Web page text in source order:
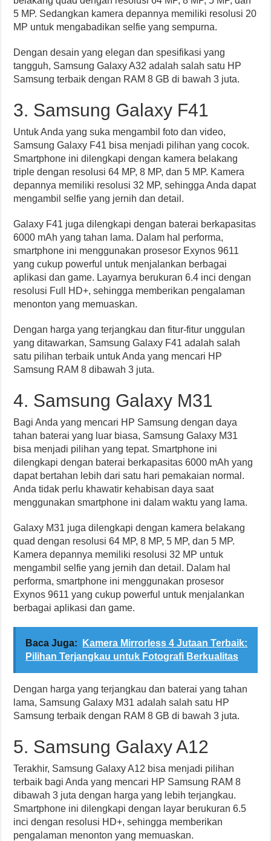
5 MP. Sedangkan kamera depannya memiliki resolusi 20
MP untuk mengabadikan selfie yang sempurna.
Dengan desain yang elegan dan spesifikasi yang
tangguh, Samsung Galaxy A32 adalah salah satu HP
Samsung terbaik dengan RAM 8 GB di bawah 3 juta.
3. Samsung Galaxy F41
Untuk Anda yang suka mengambil foto dan video,
Samsung Galaxy F41 bisa menjadi pilihan yang cocok.
Smartphone ini dilengkapi dengan kamera belakang
triple dengan resolusi 64 MP, 8 MP, dan 5 MP. Kamera
depannya memiliki resolusi 32 MP, sehingga Anda dapat
mengambil selfie yang jernih dan detail.
Galaxy F41 juga dilengkapi dengan baterai berkapasitas
6000 mAh yang tahan lama. Dalam hal performa,
smartphone ini menggunakan prosesor Exynos 9611
yang cukup powerful untuk menjalankan berbagai
aplikasi dan game. Layarnya berukuran 6.4 inci dengan
resolusi Full HD+, sehingga memberikan pengalaman
menonton yang memuaskan.
Dengan harga yang terjangkau dan fitur-fitur unggulan
yang ditawarkan, Samsung Galaxy F41 adalah salah
satu pilihan terbaik untuk Anda yang mencari HP
Samsung RAM 8 dibawah 3 juta.
4. Samsung Galaxy M31
Bagi Anda yang mencari HP Samsung dengan daya
tahan baterai yang luar biasa, Samsung Galaxy M31
bisa menjadi pilihan yang tepat. Smartphone ini
dilengkapi dengan baterai berkapasitas 6000 mAh yang
dapat bertahan lebih dari satu hari pemakaian normal.
Anda tidak perlu khawatir kehabisan daya saat
menggunakan smartphone ini dalam waktu yang lama.
Galaxy M31 juga dilengkapi dengan kamera belakang
quad dengan resolusi 64 MP, 8 MP, 5 MP, dan 5 MP.
Kamera depannya memiliki resolusi 32 MP untuk
mengambil selfie yang jernih dan detail. Dalam hal
performa, smartphone ini menggunakan prosesor
Exynos 9611 yang cukup powerful untuk menjalankan
berbagai aplikasi dan game.
Baca Juga:
Kamera Mirrorless 4 Jutaan Terbaik:
Pilihan Terjangkau untuk Fotografi Berkualitas
Dengan harga yang terjangkau dan baterai yang tahan
lama, Samsung Galaxy M31 adalah salah satu HP
Samsung terbaik dengan RAM 8 GB di bawah 3 juta.
5. Samsung Galaxy A12
Terakhir, Samsung Galaxy A12 bisa menjadi pilihan
terbaik bagi Anda yang mencari HP Samsung RAM 8
dibawah 3 juta dengan harga yang lebih terjangkau.
Smartphone ini dilengkapi dengan layar berukuran 6.5
inci dengan resolusi HD+, sehingga memberikan
pengalaman menonton yang memuaskan.